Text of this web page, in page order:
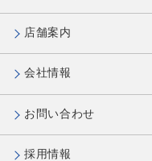
店舗案内
会社情報
お問い合わせ
採用情報